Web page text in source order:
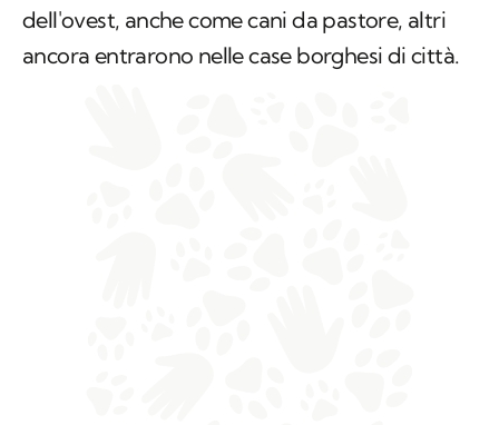
dell'ovest, anche come cani da pastore, altri
ancora entrarono nelle case borghesi di città.